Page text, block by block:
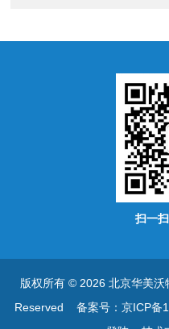
扫一
版权所有 © 2026 北京华美
Reserved备案号：京ICP备